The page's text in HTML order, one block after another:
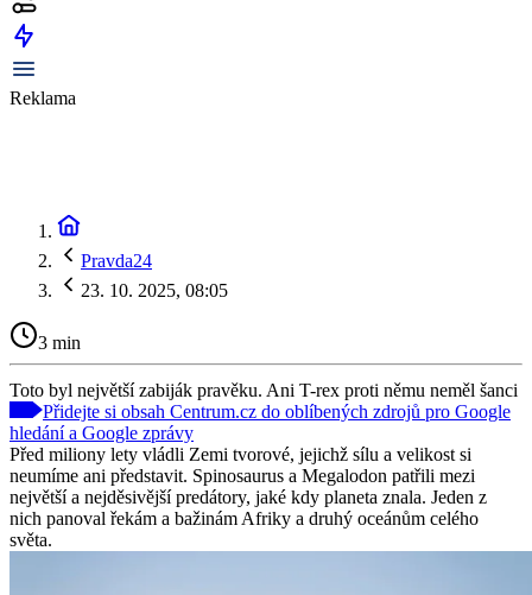
Reklama
Pravda24
23. 10. 2025, 08:05
3 min
Toto byl největší zabiják pravěku. Ani T-rex proti němu neměl šanci
Přidejte si obsah Centrum.cz do oblíbených zdrojů pro Google
hledání a Google zprávy
Před miliony lety vládli Zemi tvorové, jejichž sílu a velikost si
neumíme ani představit. Spinosaurus a Megalodon patřili mezi
největší a nejděsivější predátory, jaké kdy planeta znala. Jeden z
nich panoval řekám a bažinám Afriky a druhý oceánům celého
světa.